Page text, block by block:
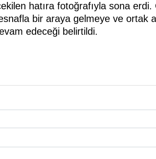
hatıra fotoğrafıyla sona
bir araya gelmeye ve ortak
edeceği belirtildi.